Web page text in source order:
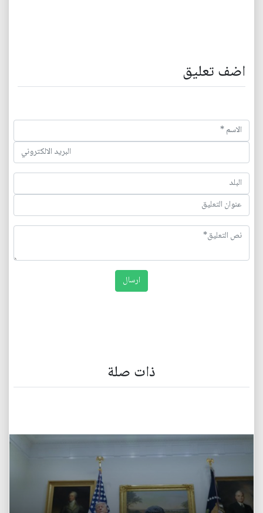
اضف تعليق
ذات صلة